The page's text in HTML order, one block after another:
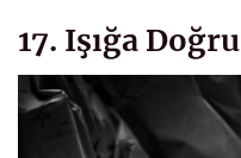
17. Işığa Doğru